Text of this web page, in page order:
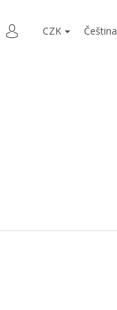
PŘIHLÁŠENÍ
CZK Čeština